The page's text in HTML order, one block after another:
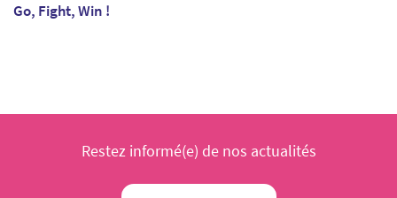
Go, Fight, Win !
Restez informé(e) de nos actualités